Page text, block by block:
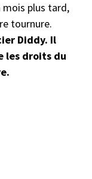
plus tard,
tournure.
Diddy. Il
les droits du